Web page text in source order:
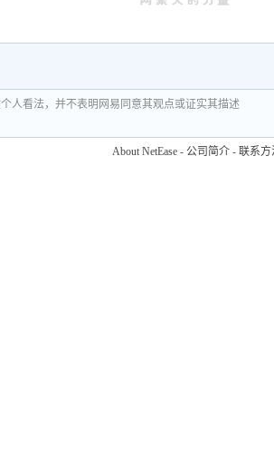
人看法，并不表明网易同意其观点或证实其描述
About NetEase - 公司简介 - 联系方